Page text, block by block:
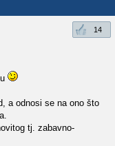
14
a odnosi se na ono što
tj. zabavno-